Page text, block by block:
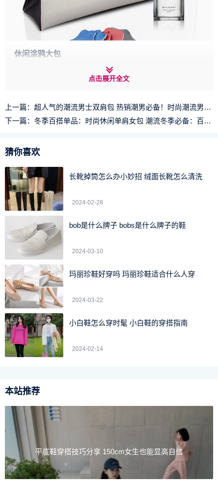
休闲涂鸦大包
新款单肩休闲涂鸦大包，超大容量，原创的动物图案，时
真皮休闲大包
欧美大牌真皮休闲单肩大包，复古的军绿色，简约的包款
设计，无一不体现出百搭的效果。
点击展开全文
上一篇： 超人气的潮流男士双肩包 热销潮男必备！时尚潮流男士背包大热推荐
下一篇： 冬季百搭单品：时尚休闲单肩女包 潮流冬季必备：百搭休闲单肩女包
猜你喜欢
长靴掉筒怎么办小妙招 绒面长靴怎么清洗
2024-02-28
bob是什么牌子 bobs是什么牌子的鞋
2024-03-10
玛丽珍鞋好穿吗 玛丽珍鞋适合什么人穿
2024-03-22
小白鞋怎么穿时髦 小白鞋的穿搭指南
2024-02-14
本站推荐
平底鞋穿搭技巧分享 150cm女生也能显高自信